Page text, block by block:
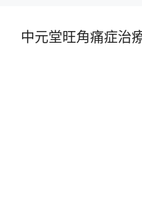
中元堂旺角痛症治